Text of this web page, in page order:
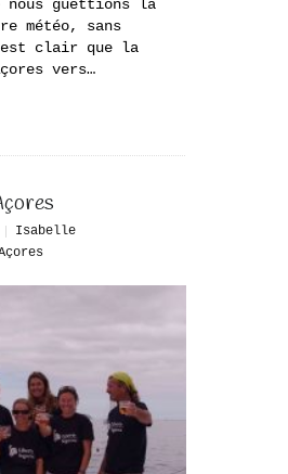
nous guettions la
météo, sans
clair que la
vers…
Isabelle